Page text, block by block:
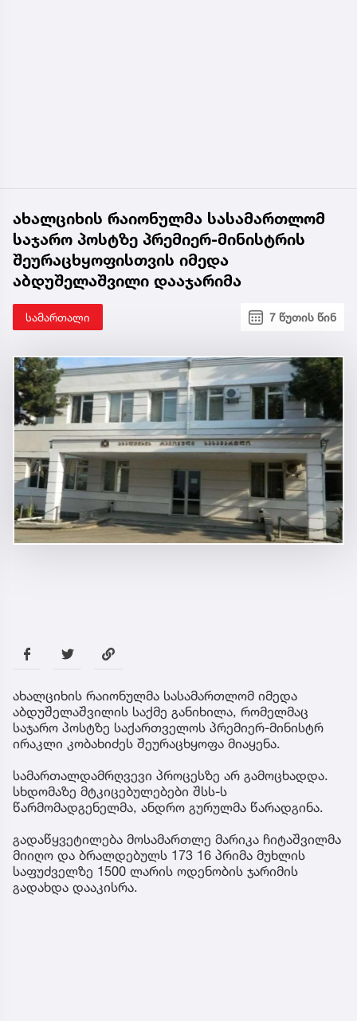
ახალციხის რაიონულმა სასამართლომ
საჯარო პოსტზე პრემიერ-მინისტრის
შეურაცხყოფისთვის იმედა
აბდუშელაშვილი დააჯარიმა
სამართალი 7 წუთის წინ
ახალციხის რაიონულმა სასამართლომ იმედა
აბდუშელაშვილის საქმე განიხილა, რომელმაც
საჯარო პოსტზე საქართველოს პრემიერ-მინისტრ
ირაკლი კობახიძეს შეურაცხყოფა მიაყენა.
სამართალდამრღვევი პროცესზე არ გამოცხადდა.
სხდომაზე მტკიცებულებები შსს-ს
წარმომადგენელმა, ანდრო გურულმა წარადგინა.
გადაწყვეტილება მოსამართლე მარიკა ჩიტაშვილმა
მიიღო და ბრალდებულს 173 16 პრიმა მუხლის
საფუძველზე 1500 ლარის ოდენობის ჯარიმის
გადახდა დააკისრა.